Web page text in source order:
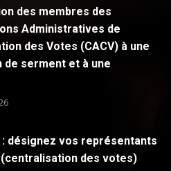
des membres des
Administratives de
des Votes (CACV) à une
de serment et à une
: désignez vos représentants
(centralisation des votes)